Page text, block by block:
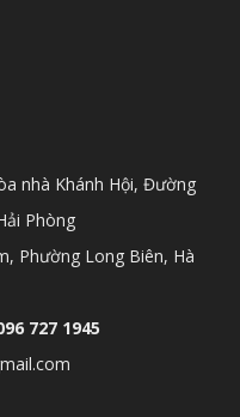
nhà Khánh Hội, Đường
Phòng
Phường Long Biên, Hà
727 1945